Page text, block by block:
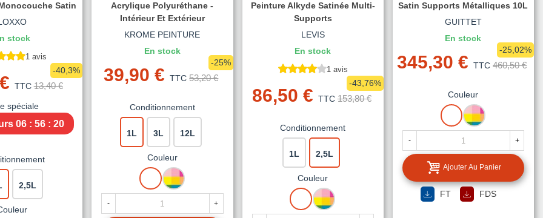
Satin
stock
1 avis
TTC 13,40 €
-40,3%
spéciale
06 : 56 : 19
2,5L
Acrylique Polyuréthane -
Intérieur Et Extérieur
KROME PEINTURE
En stock
39,90 € TTC 53,20 €
-25%
Conditionnement
1L 3L 12L
Couleur
BLANCMISE
A
TEINTE
- +
Peinture Alkyde Satinée Multi-
Supports
LEVIS
En stock
1 avis
86,50 € TTC 153,80 €
-43,76%
Conditionnement
1L 2,5L
Couleur
BLANCMISE
A
Satin Supports Métalliques 10L
GUITTET
En stock
345,30 € TTC 460,50 €
-25,02%
Couleur
BLANCMISE
A
TEINTE
- +
Ajouter Au Panier
FT FDS